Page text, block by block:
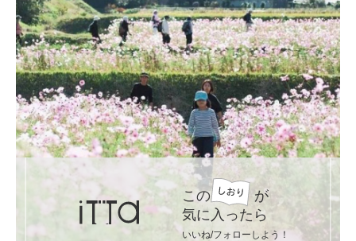
この
が
気に入ったら
いいね/フォローしよう！